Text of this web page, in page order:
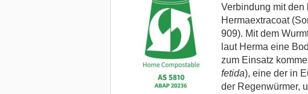
Verbindung mit
Hermaextracoat
909). Mit dem
laut Herma eine
zum Einsatz
fetida), eine der in
der Regenwürmer,